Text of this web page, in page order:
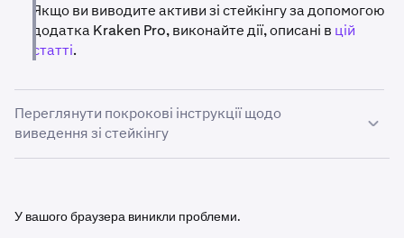
Якщо ви виводите активи зі стейкінгу за допомогою
додатка Kraken Pro, виконайте дії, описані в цій
статті.
Переглянути покрокові інструкції щодо
виведення зі стейкінгу
(Заробіток) угорі сторінки.
У вашого браузера виникли проблеми.